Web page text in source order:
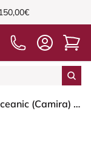
HÅG Capisco 8106 - Oceanic (Camira) - Poliéster reciclado - OCI011 - Light blue - Black - 265 mm (seat height 53-79cm) - Soft castors for hard floors